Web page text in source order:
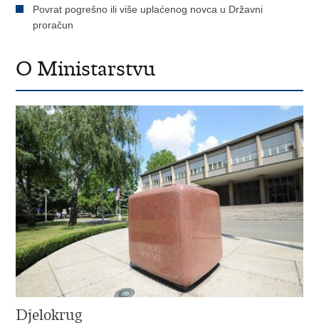
Povrat pogrešno ili više uplaćenog novca u Državni
proračun
O Ministarstvu
Djelokrug